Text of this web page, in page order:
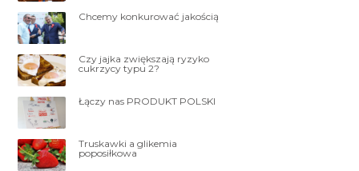
Chcemy konkurować jakością
Czy jajka zwiększają ryzyko
cukrzycy typu 2?
Łączy nas PRODUKT POLSKI
Truskawki a glikemia
poposiłkowa